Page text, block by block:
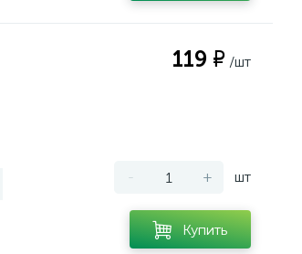
119 ₽ /шт
- + шт
Купить